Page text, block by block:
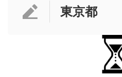
東京都